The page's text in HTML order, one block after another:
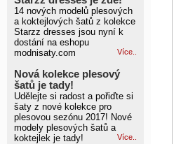
14 nových modelů plesových
a koktejlových šatů z kolekce
Starzz dresses jsou nyní k
dostání na eshopu
modnisaty.com
Více..
Nová kolekce plesový
šatů je tady!
Udělejte si radost a pořiďte si
šaty z nové kolekce pro
plesovou sezónu 2017! Nové
modely plesových šatů a
koktejlek je tady!
Více..